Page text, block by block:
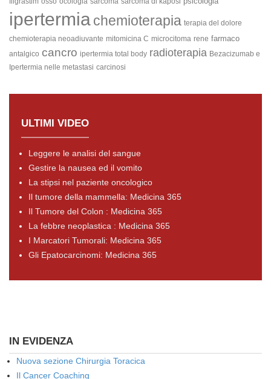
ipertermiachemioterapia terapia del dolore
chemioterapia neoadiuvante mitomicina C microcitoma rene farmaco
antalgico cancro ipertermia total body radioterapia Bezacizumab e
Ipertermia nelle metastasi carcinosi
ULTIMI VIDEO
Leggere le analisi del sangue
Gestire la nausea ed il vomito
La stipsi nel paziente oncologico
Il tumore della mammella: Medicina 365
Il Tumore del Colon : Medicina 365
La febbre neoplastica : Medicina 365
I Marcatori Tumorali: Medicina 365
Gli Epatocarcinomi: Medicina 365
IN EVIDENZA
Nuova sezione Chirurgia Toracica
Il Cancer Coaching